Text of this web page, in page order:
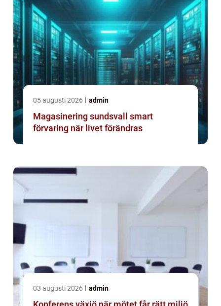
05 augusti 2026 admin
Magasinering sundsvall smart
förvaring när livet förändras
03 augusti 2026 admin